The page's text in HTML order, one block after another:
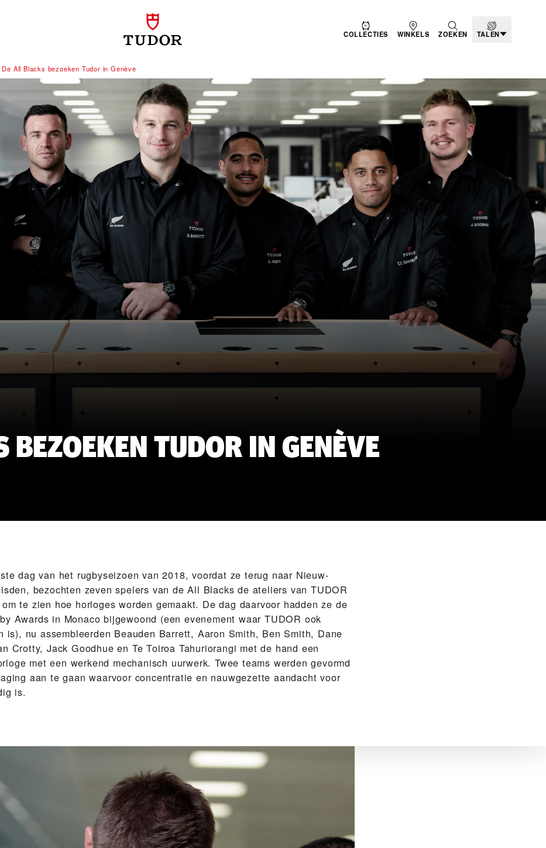
COLLECTIES WINKELS ZOEKEN TALEN
De All Blacks bezoeken Tudor in Genève
BEZOEKEN TUDOR IN GENÈVE
dag van het rugbyseizoen van 2018, voordat ze terug naar Nieuw-
bezochten zeven spelers van de All Blacks de ateliers van TUDOR
te zien hoe horloges worden gemaakt. De dag daarvoor hadden ze de
Awards in Monaco bijgewoond (een evenement waar TUDOR ook
is), nu assembleerden Beauden Barrett, Aaron Smith, Ben Smith, Dane
Crotty, Jack Goodhue en Te Toiroa Tahuriorangi met de hand een
met een werkend mechanisch uurwerk. Twee teams werden gevormd
aan te gaan waarvoor concentratie en nauwgezette aandacht voor
is.